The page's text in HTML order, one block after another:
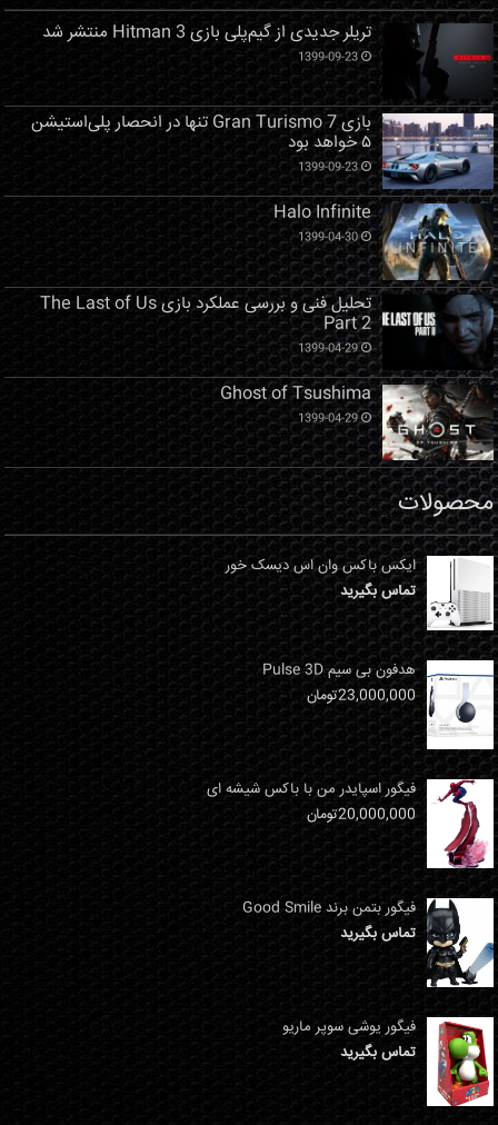
تریلر جدیدی از گیم‌پلی بازی Hitman 3 منتشر شد
1399-09-23
بازی Gran Turismo 7 تنها در انحصار پلی‌استیشن
۵ خواهد بود
1399-09-23
Halo Infinite
1399-04-30
تحلیل فنی و بررسی عملکرد بازی The Last of Us
Part 2
1399-04-29
Ghost of Tsushima
1399-04-29
محصولات
ایکس باکس وان اس دیسک خور
تماس بگیرید
هدفون بی سیم Pulse 3D
23,000,000تومان
فیگور اسپایدر من با باکس شیشه ای
20,000,000تومان
فیگور بتمن برند Good Smile
تماس بگیرید
فیگور یوشی سوپر ماریو
تماس بگیرید